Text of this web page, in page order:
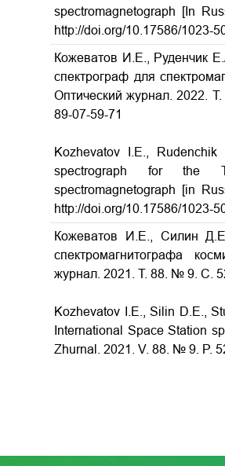
spectromagnetograph [In
http://doi.org/10.17586/1023-
Кожеватов И.Е., Руденчик
спектрограф для
Оптический журнал. 2022.
89-07-59-71
Kozhevatov I.E.,
spectrograph for the
spectromagnetograph [in
http://doi.org/10.17586/1023-
Кожеватов И.Е., Силин
спектромагнитографа
журнал. 2021. Т. 88. № 9. С.
Kozhevatov I.E., Silin D.E.,
International Space Station
Zhurnal. 2021. V. 88. № 9. P.